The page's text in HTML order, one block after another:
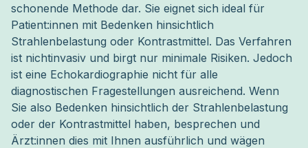
schonende Methode dar. Sie eignet sich ideal für
Patient:innen mit Bedenken hinsichtlich
Strahlenbelastung oder Kontrastmittel. Das Verfahren
ist nichtinvasiv und birgt nur minimale Risiken. Jedoch
ist eine Echokardiographie nicht für alle
diagnostischen Fragestellungen ausreichend. Wenn
Sie also Bedenken hinsichtlich der Strahlenbelastung
oder der Kontrastmittel haben, besprechen und
Ärzt:innen dies mit Ihnen ausführlich und wägen